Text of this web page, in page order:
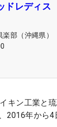
ドレディス
部（沖縄県）
キン工業と
年から4